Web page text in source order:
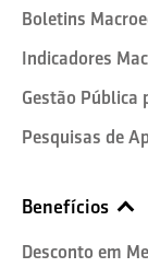
Boletins
Indicadores
Gestão Pública
Pesquisas de
Benefícios
Desconto em